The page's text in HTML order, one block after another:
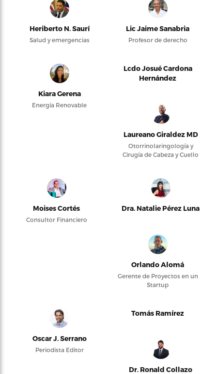
Heriberto N. Saurí
Salud y emergencias
Lic Jaime Sanabria
Profesor de derecho
Kiara Gerena
Energía Renovable
Lcdo Josué Cardona
Hernández
Laureano Giraldez MD
Otorrinolaringología y
Cirugía de Cabeza y Cuello
Moises Cortés
Consultor Financiero
Dra. Natalie Pérez Luna
Orlando Alomá
Gerente de Proyectos en un
Startup
Oscar J. Serrano
Periodista Editor
Tomás Ramírez
Dr. Ronald Collazo